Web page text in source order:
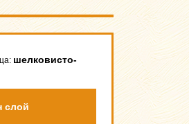
шелковисто-
слой